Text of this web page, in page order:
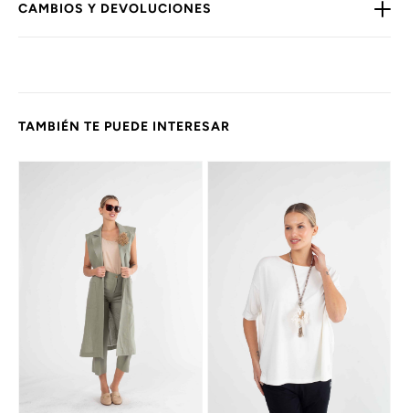
CAMBIOS Y DEVOLUCIONES
TAMBIÉN TE PUEDE INTERESAR